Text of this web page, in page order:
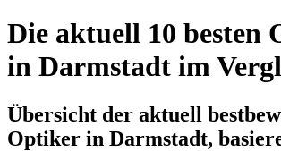
Die aktuell 10 besten
in Darmstadt im
Übersicht der aktuell
Optiker in Darmstadt,